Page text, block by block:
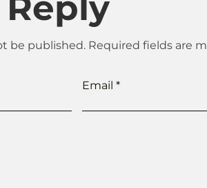
be published. Required fields are
Email*